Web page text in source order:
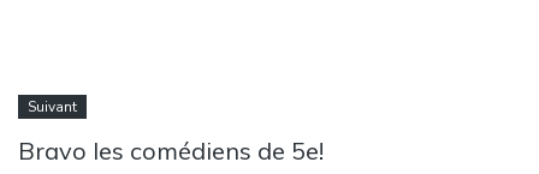
Suivant
Bravo les comédiens de 5e!